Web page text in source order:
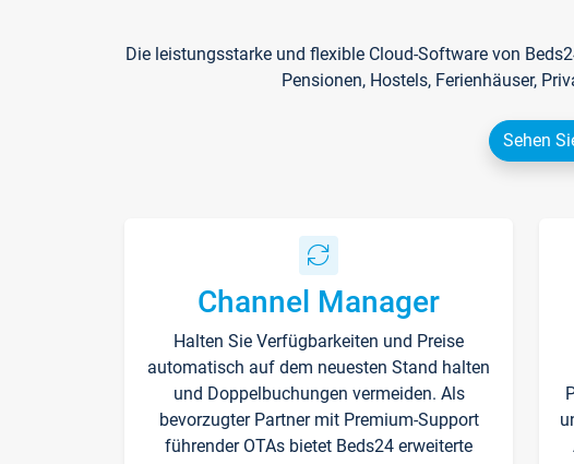
Die leistungsstarke und flexible Cloud-Software von
Pensionen, Hostels, Ferienhäuser,
Sehen
Channel Manager
Halten Sie Verfügbarkeiten und Preise
automatisch auf dem neuesten Stand halten
und Doppelbuchungen vermeiden. Als
bevorzugter Partner mit Premium-Support
führender OTAs bietet Beds24 erweiterte